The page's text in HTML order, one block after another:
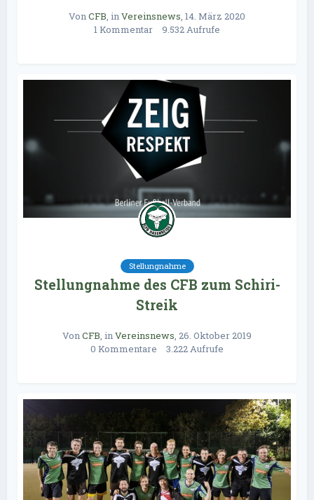
VonCFB, inVereinsnews, 14. März 2020
1 Kommentar
9.532 Aufrufe
Stellungnahme
Stellungnahme des CFB zum Schiri-
Streik
VonCFB, inVereinsnews, 26. Oktober 2019
0 Kommentare
3.222 Aufrufe